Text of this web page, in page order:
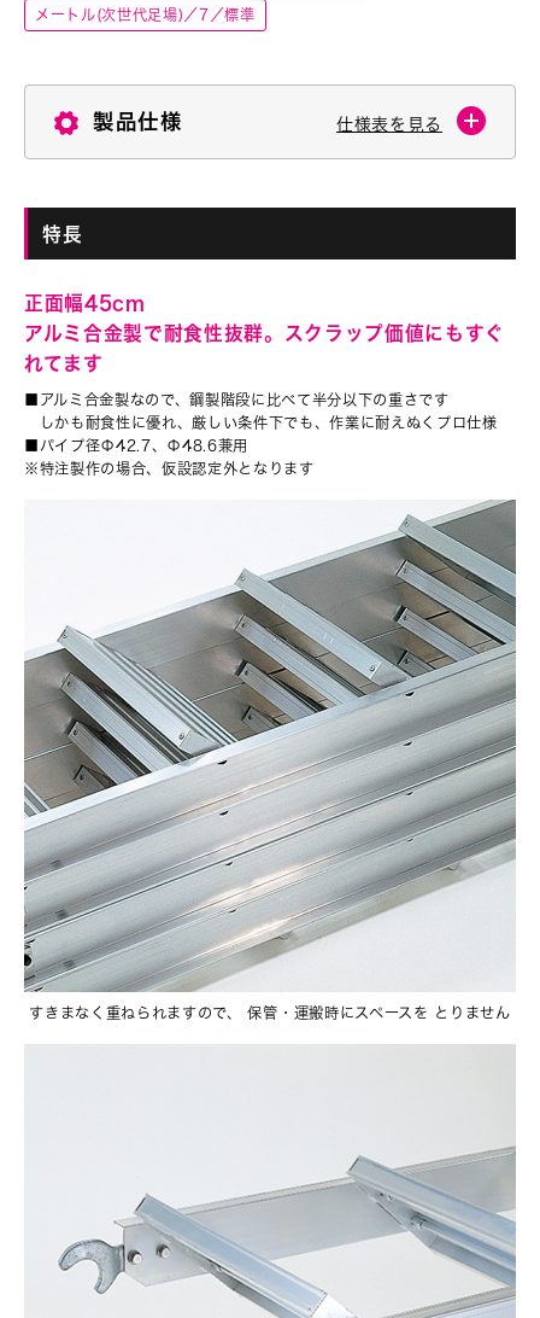
メートル(次世代足場)／7／標準
製品仕様 仕様表を見る
特長
正面幅45cm
アルミ合金製で耐食性抜群。スクラップ価値にもすぐ
れてます
■アルミ合金製なので、鋼製階段に比べて半分以下の重さです
しかも耐食性に優れ、厳しい条件下でも、作業に耐えぬくプロ仕様
■パイプ径Φ42.7、Φ48.6兼用
※特注製作の場合、仮設認定外となります
すきまなく重ねられますので、 保管・運搬時にスペースを とりません